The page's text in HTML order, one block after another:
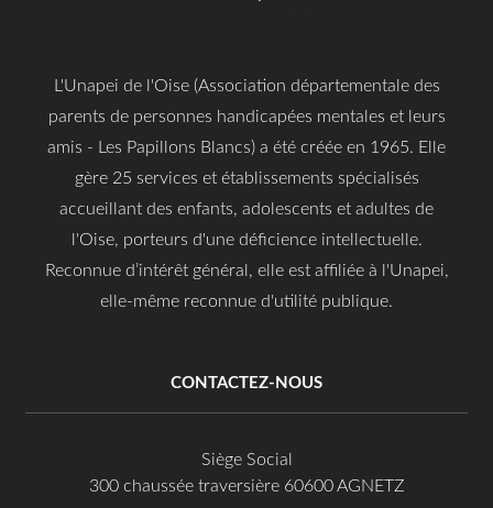
L'Unapei de l'Oise (Association départementale des
parents de personnes handicapées mentales et leurs
amis - Les Papillons Blancs) a été créée en 1965. Elle
gère 25 services et établissements spécialisés
accueillant des enfants, adolescents et adultes de
l'Oise, porteurs d'une déficience intellectuelle.
Reconnue d’intérêt général, elle est affiliée à l'Unapei,
elle-même reconnue d'utilité publique.
CONTACTEZ-NOUS
Siège Social
300 chaussée traversière 60600 AGNETZ